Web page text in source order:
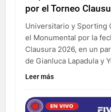
por el Torneo
Universitario y Sporting
el Monumental por la
Clausura 2026, en un
de Gianluca Lapadula y
Leer más